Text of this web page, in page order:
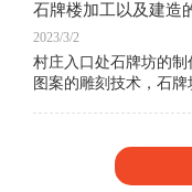
石牌楼加工以及建造
2023/3/2
村庄入口处石牌坊的
图案的雕刻技术，石